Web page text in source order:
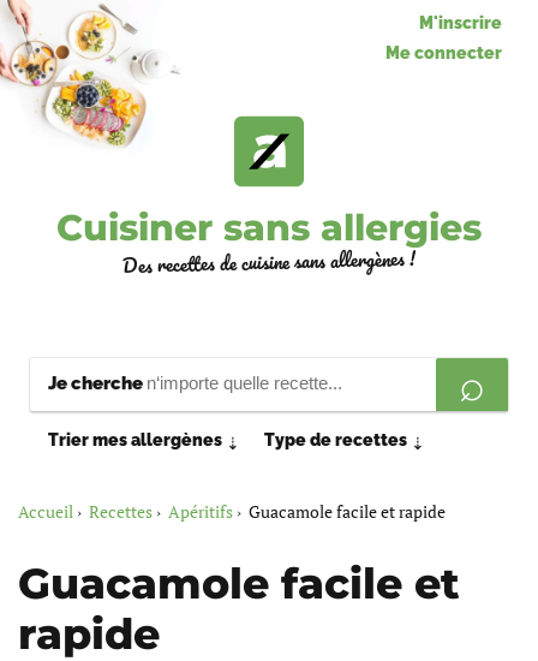
M'inscrire
Me connecter
Cuisiner sans allergies
Des recettes de cuisine sans allergènes !
Je cherche
Trier mes allergènes ⇣ Type de recettes ⇣
Accueil Recettes Apéritifs Guacamole facile et rapide
Guacamole facile et
rapide